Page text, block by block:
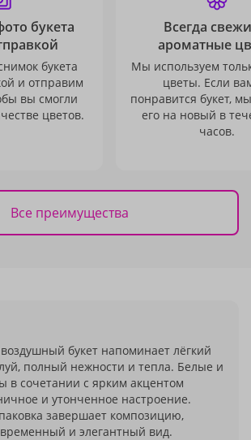
букета
букета
и отправим
вы смогли
цветов.
Всегда
ароматные
Мы используем
цветы. Если
понравится букет,
его на новый в
часов.
Все преимущества
букет напоминает лёгкий
полный нежности и тепла. Белые и
в сочетании с ярким акцентом
и утонченное настроение.
завершает композицию,
и элегантный вид.